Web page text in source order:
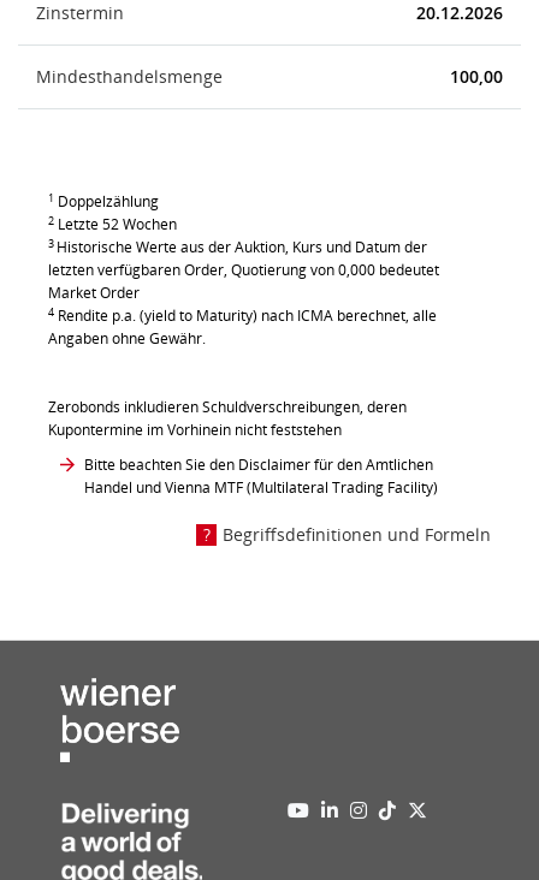
Zinstermin 20.12.2026
Mindesthandelsmenge 100,00
1 Doppelzählung
2 Letzte 52 Wochen
3 Historische Werte aus der Auktion, Kurs und Datum der
letzten verfügbaren Order, Quotierung von 0,000 bedeutet
Market Order
4 Rendite p.a. (yield to Maturity) nach ICMA berechnet, alle
Angaben ohne Gewähr.
Zerobonds inkludieren Schuldverschreibungen, deren
Kupontermine im Vorhinein nicht feststehen
Bitte beachten Sie den Disclaimer für den Amtlichen
Handel und Vienna MTF (Multilateral Trading Facility)
Begriffsdefinitionen und Formeln